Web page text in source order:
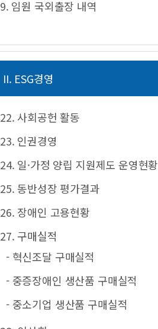
9. 임원 국외출장 내역
II. ESG경영
22. 사회공헌 활동
23. 인권경영
24. 일·가정 양립 지원제도 운영현황
25. 동반성장 평가결과
26. 장애인 고용현황
27. 구매실적
- 혁신조달 구매실적
- 중증장애인 생산품 구매실적
- 중소기업 생산품 구매실적